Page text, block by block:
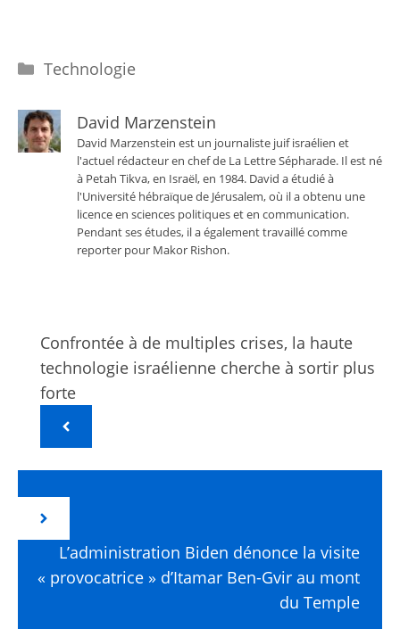
Catégories
Technologie
David Marzenstein
David Marzenstein est un journaliste juif israélien et
l'actuel rédacteur en chef de La Lettre Sépharade. Il est né
à Petah Tikva, en Israël, en 1984. David a étudié à
l'Université hébraïque de Jérusalem, où il a obtenu une
licence en sciences politiques et en communication.
Pendant ses études, il a également travaillé comme
reporter pour Makor Rishon.
Confrontée à de multiples crises, la haute
technologie israélienne cherche à sortir plus
forte
L’administration Biden dénonce la visite
« provocatrice » d’Itamar Ben-Gvir au mont
du Temple